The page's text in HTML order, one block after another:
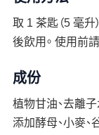
取 1 茶匙（5 毫
後飲用。 使用前
成份
植物甘油、去離子
添加酵母、小麥、